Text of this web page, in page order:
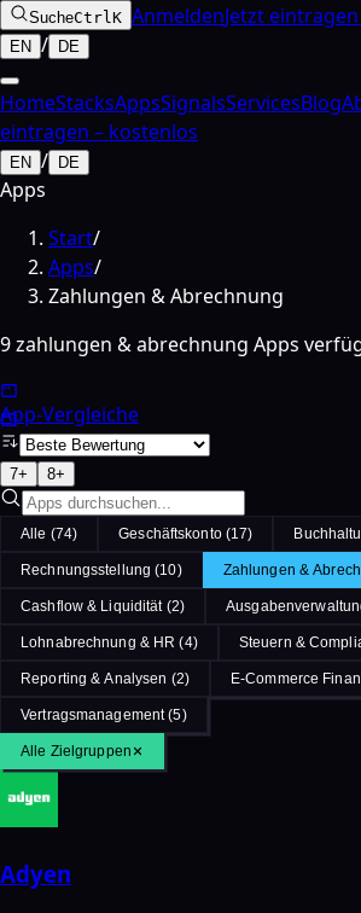
SucheCtrlK AnmeldenJetzt
EN / DE
HomeStacksAppsSignalsServicesBlog
eintragen – kostenlos
EN / DE
Apps
Start/
Apps/
Zahlungen & Abrechnung
9 zahlungen & abrechnung Apps
App-Vergleiche
7+ 8+
Alle (74) Geschäftskonto(17)
Rechnungsstellung (10) Zahlungen &
Cashflow & Liquidität(2)
Lohnabrechnung & HR (4) Steuern &
Reporting & Analysen (2) E-Commerce
Vertragsmanagement(5)
Alle Zielgruppen
Adyen